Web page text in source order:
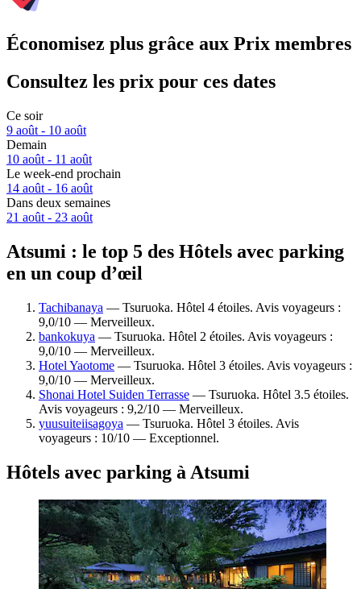
Économisez plus grâce aux Prix membres
Consultez les prix pour ces dates
Ce soir
9 août - 10 août
Demain
10 août - 11 août
Le week-end prochain
14 août - 16 août
Dans deux semaines
21 août - 23 août
Atsumi : le top 5 des Hôtels avec parking
en un coup d’œil
Tachibanaya — Tsuruoka. Hôtel 4 étoiles. Avis voyageurs :
9,0/10 — Merveilleux.
bankokuya — Tsuruoka. Hôtel 2 étoiles. Avis voyageurs :
9,0/10 — Merveilleux.
Hotel Yaotome — Tsuruoka. Hôtel 3 étoiles. Avis voyageurs :
9,0/10 — Merveilleux.
Shonai Hotel Suiden Terrasse — Tsuruoka. Hôtel 3.5 étoiles.
Avis voyageurs : 9,2/10 — Merveilleux.
yuusuiteiisagoya — Tsuruoka. Hôtel 3 étoiles. Avis
voyageurs : 10/10 — Exceptionnel.
Hôtels avec parking à Atsumi